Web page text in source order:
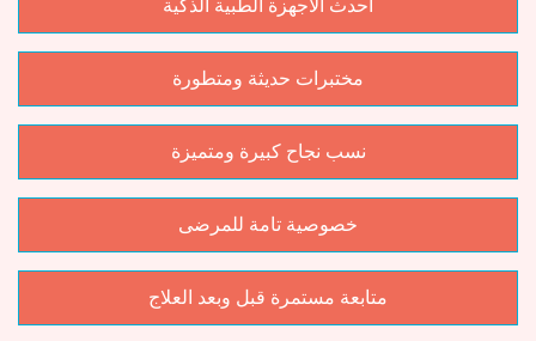
أحدث الأجهزة الطبية الذكية
مختبرات حديثة ومتطورة
نسب نجاح كبيرة ومتميزة
خصوصية تامة للمرضى
متابعة مستمرة قبل وبعد العلاج